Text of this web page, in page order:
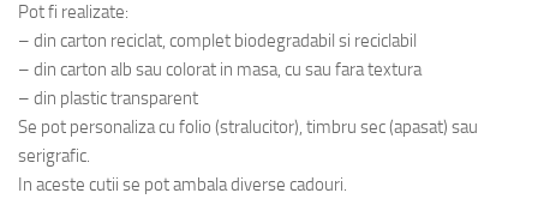
Pot fi realizate:
– din carton reciclat, complet biodegradabil si reciclabil
– din carton alb sau colorat in masa, cu sau fara textura
– din plastic transparent
Se pot personaliza cu folio (stralucitor), timbru sec (apasat) sau
serigrafic.
In aceste cutii se pot ambala diverse cadouri.